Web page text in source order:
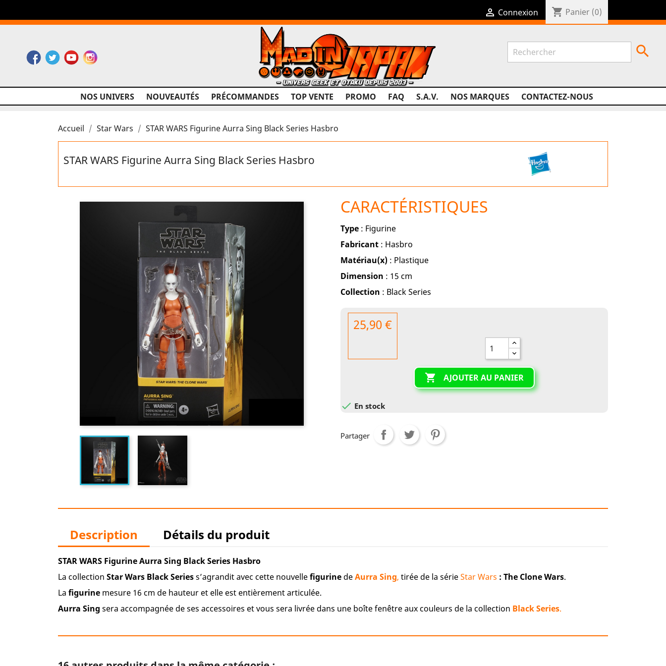
 Connexion shopping_cart Panier (0)
Facebook
TwitterYouTubeInstagram
NOS UNIVERS NOUVEAUTÉS PRÉCOMMANDES TOP VENTE PROMO FAQ S.A.V. NOS MARQUES CONTACTEZ-NOUS

Accueil Star Wars STAR WARS Figurine Aurra Sing Black Series Hasbro
STAR WARS Figurine Aurra Sing Black Series Hasbro
CARACTÉRISTIQUES
Type : Figurine
Fabricant : Hasbro
Matériau(x) : Plastique
Dimension : 15 cm
Collection : Black Series
25,90 €
 AJOUTER AU PANIER
 En stock
Partager
Description Détails du produit
STAR WARS Figurine Aurra Sing Black Series Hasbro
La collection Star Wars Black Seriess’agrandit avec cette nouvellefigurine deAurra Sing, tirée de la sérieStar Wars : The Clone Wars.
La figurine mesure 16 cm de hauteur et elle est entièrement articulée.
Aurra Sing sera accompagnée de ses accessoires etvous sera livrée dans une boîte fenêtre aux couleurs de la collection Black Series.